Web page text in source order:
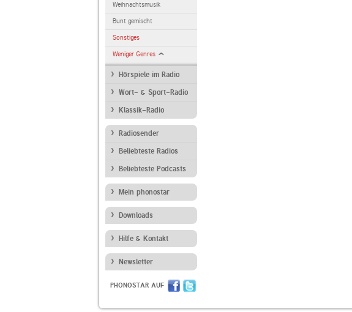
Weihnachtsmusik
Bunt gemischt
Sonstiges
Weniger Genres
Hörspiele im Radio
Wort- & Sport-Radio
Klassik-Radio
Radiosender
Beliebteste Radios
Beliebteste Podcasts
Mein phonostar
Downloads
Hilfe & Kontakt
Newsletter
PHONOSTAR AUF